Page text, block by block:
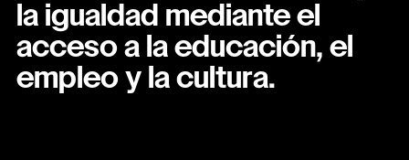
la igualdad mediante el
acceso a la educación, el
empleo y la cultura.